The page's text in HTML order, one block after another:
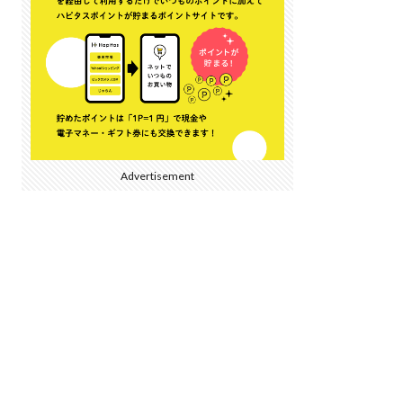
Advertisement